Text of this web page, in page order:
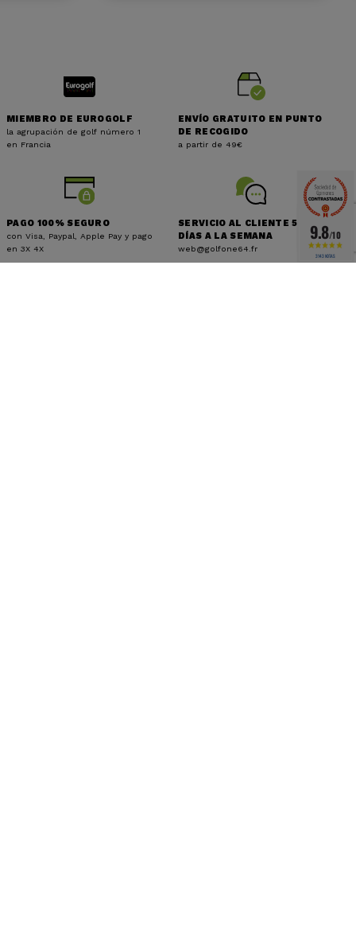
MIEMBRO DE EUROGOLF
la agrupación de golf número 1
en Francia
ENVÍO GRATUITO EN PUNTO
DE RECOGIDO
a partir de 49€
PAGO 100% SEGURO
con Visa, Paypal, Apple Pay y pago
en 3X 4X
SERVICIO AL CLIENTE 5
DÍAS A LA SEMANA
web@golfone64.fr
9.8/10
3143 NOTAS